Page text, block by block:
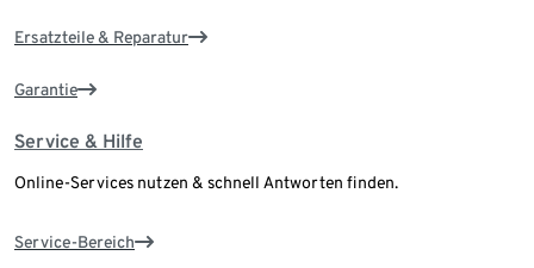
Ersatzteile & Reparatur
Garantie
Service & Hilfe
Online-Services nutzen & schnell Antworten finden.
Service-Bereich